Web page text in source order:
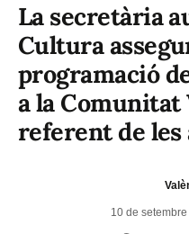
La secretària
Cultura
programació
a la Comunitat
referent de les
10 de